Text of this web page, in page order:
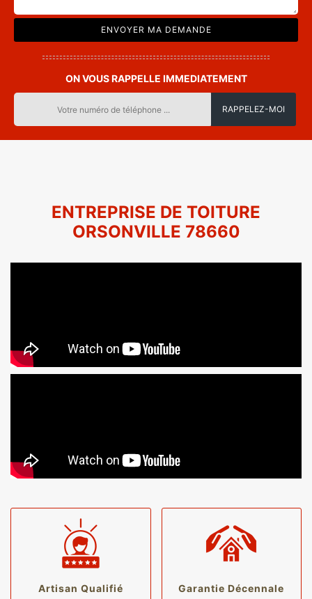
ON VOUS RAPPELLE IMMEDIATEMENT
ENTREPRISE DE TOITURE
ORSONVILLE 78660
Artisan Qualifié Garantie Décennale